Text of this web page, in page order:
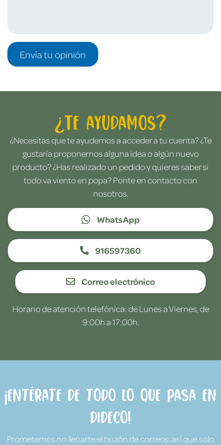
Envía tu opinión
¿Te ayudamos?
¿Necesitas que te ayudemos a acceder a tu cuenta? ¿Te
gustaría proponernos alguna idea o algún nuevo
producto? ¿Has realizado un pedido y quieres saber si
todo va viento en popa? Ponte en contacto con
nosotros.
WhatsApp
916597360
Correo electrónico
Horario de atención telefónica: de Lunes a Viernes, de
9:00h a 17:00h.
¡Entérate de todo lo que pasa en
Dideco!
Prometemos no llenarte el buzón de correos, así que solo